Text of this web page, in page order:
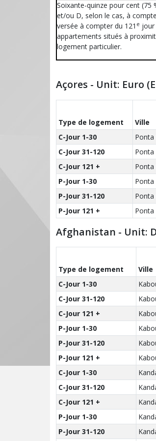
Soixante-quinze pour cent (75
et/ou D, selon le cas, à
versée à compter du 121 e jour
appartements situés à
logement particulier.
Açores - Unit: Euro
Type de logement Ville
C-Jour 1-30
Ponta
C-Jour 31-120
Ponta
C-Jour 121 +
Ponta
P-Jour 1-30
Ponta
P-Jour 31-120
Ponta
P-Jour 121 +
Ponta
Afghanistan - Unit:
Type de logement Ville
C-Jour 1-30
C-Jour 31-120
C-Jour 121 +
P-Jour 1-30
P-Jour 31-120
P-Jour 121 +
C-Jour 1-30
C-Jour 31-120
C-Jour 121 +
P-Jour 1-30
P-Jour 31-120